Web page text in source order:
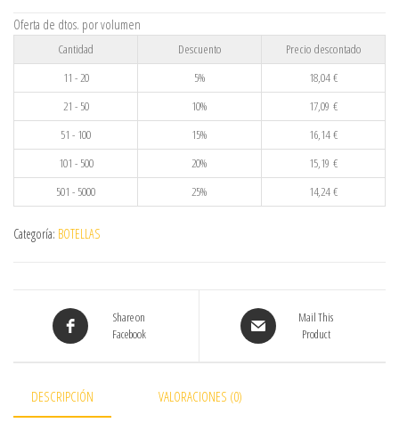
Oferta de dtos. por volumen
Cantidad Descuento
Precio descontado
11 - 20
5% 18,04€
21 - 50
10% 17,09 €
51 - 100
15% 16,14€
101 - 500
20% 15,19 €
501 - 5000
25% 14,24€
Categoría: BOTELLAS
Share on
Facebook
Mail This
Product
DESCRIPCIÓN VALORACIONES (0)